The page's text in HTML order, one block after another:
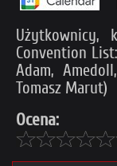
Użytkownicy,
Convention
Adam,
Tomasz Marut)
Ocena: